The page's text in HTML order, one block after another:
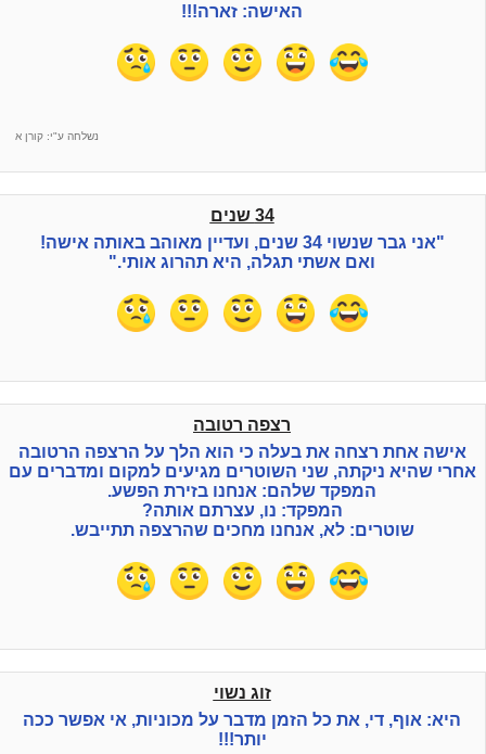
האישה: זארה!!!
נשלחה ע"י: קורן א
34 שנים
"אני גבר שנשוי 34 שנים, ועדיין מאוהב באותה אישה!
ואם אשתי תגלה, היא תהרוג אותי."
רצפה רטובה
אישה אחת רצחה את בעלה כי הוא הלך על הרצפה הרטובה
אחרי שהיא ניקתה, שני השוטרים מגיעים למקום ומדברים עם
המפקד שלהם: אנחנו בזירת הפשע.
המפקד: נו, עצרתם אותה?
שוטרים: לא, אנחנו מחכים שהרצפה תתייבש.
זוג נשוי
היא: אוף, די, את כל הזמן מדבר על מכוניות, אי אפשר ככה
יותר!!!